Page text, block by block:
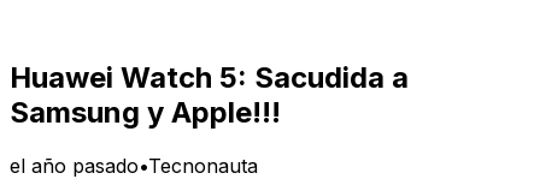
Huawei Watch 5: Sacudida a
Samsung y Apple!!!
el año pasado•Tecnonauta